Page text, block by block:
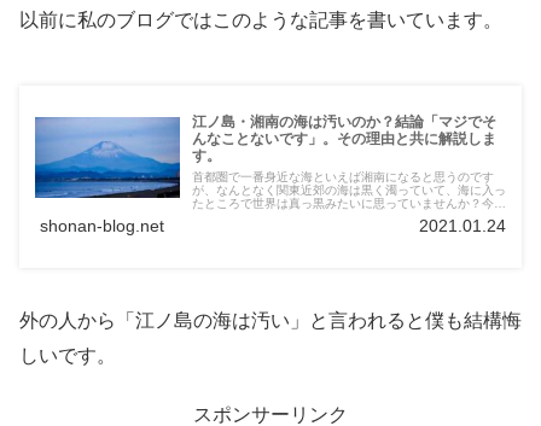
以前に私のブログではこのような記事を書いています。
江ノ島・湘南の海は汚いのか？結論「マジでそ
んなことないです」。その理由と共に解説しま
す。
首都圏で一番身近な海といえば湘南になると思うのです
が、なんとなく関東近郊の海は黒く濁っていて、海に入っ
たところで世界は真っ黒みたいに思っていませんか？今日
ススメです。という話をしていきたいと思います。
shonan-blog.net 2021.01.24
外の人から「江ノ島の海は汚い」と言われると僕も結構悔
しいです。
スポンサーリンク